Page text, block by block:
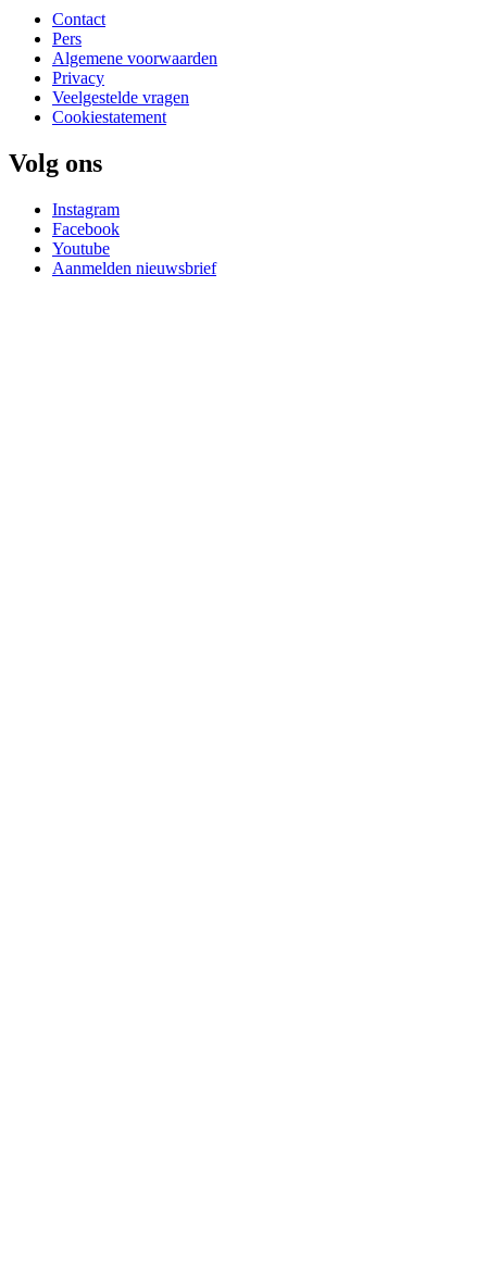
Contact
Pers
Algemene voorwaarden
Privacy
Veelgestelde vragen
Cookiestatement
Volg ons
Instagram
Facebook
Youtube
Aanmelden nieuwsbrief